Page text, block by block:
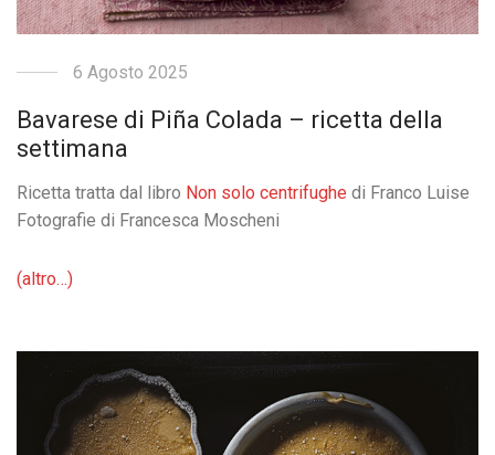
6 Agosto 2025
Bavarese di Piña Colada – ricetta della
settimana
Ricetta tratta dal libro Non solo centrifughe di Franco Luise
Fotografie di Francesca Moscheni
(altro…)